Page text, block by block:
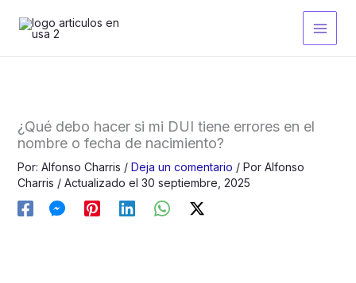
contenido
¿Qué debo hacer si mi DUI tiene errores en el
nombre o fecha de nacimiento?
Por: Alfonso Charris / Deja un comentario / Por Alfonso
Charris / Actualizado el 30 septiembre, 2025